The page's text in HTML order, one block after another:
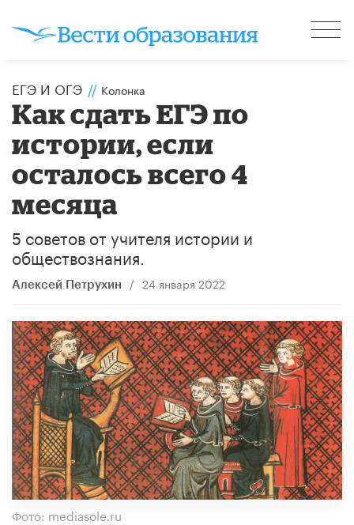
ЕГЭ И ОГЭ // Колонка
Как сдать ЕГЭ по
истории, если
осталось всего 4
месяца
5 советов от учителя истории и
обществознания.
Алексей Петрухин / 24 января 2022
Фото: mediasole.ru